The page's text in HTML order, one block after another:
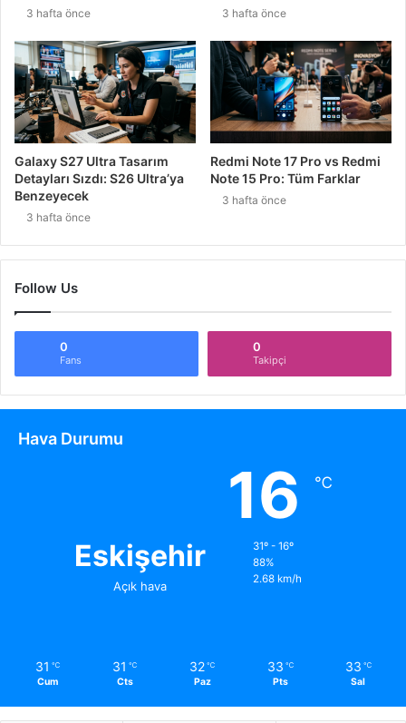
3 hafta önce 3 hafta önce
Galaxy S27 Ultra Tasarım
Detayları Sızdı: S26 Ultra’ya
Benzeyecek
3 hafta önce
Redmi Note 17 Pro vs Redmi
Note 15 Pro: Tüm Farklar
3 hafta önce
Follow Us
0
Fans
0
Takipçi
Hava Durumu
Eskişehir
Açık hava
16 ℃
31º - 16º
88%
2.68 km/h
31 ℃
Cum
31 ℃
Cts
32 ℃
Paz
33 ℃
Pts
33 ℃
Sal